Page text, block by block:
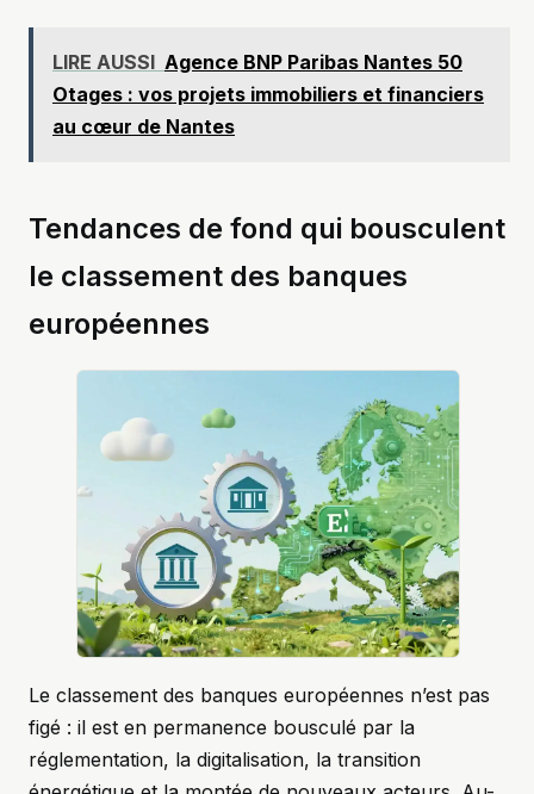
LIRE AUSSI Agence BNP Paribas Nantes 50
Otages : vos projets immobiliers et financiers
au cœur de Nantes
Tendances de fond qui bousculent
le classement des banques
européennes
Le classement des banques européennes n’est pas
figé : il est en permanence bousculé par la
réglementation, la digitalisation, la transition